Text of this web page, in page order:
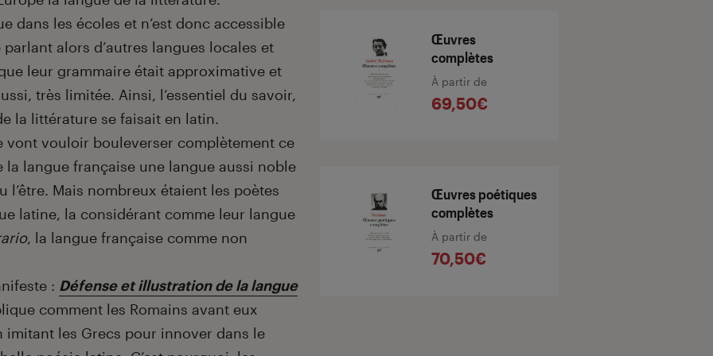
dans les écoles et n’est donc accessible
alors d’autres langues locales et
leur grammaire était approximative et
très limitée. Ainsi, l’essentiel du savoir,
la littérature se faisait en latin.
vont vouloir bouleverser complètement ce
langue française une langue aussi noble
Mais nombreux étaient les poètes
latine, la considérant comme leur langue
, la langue française comme non
: Défense et illustration de la langue
comment les Romains avant eux
imitant les Grecs pour innover dans le
Œuvres
complètes
À partir de
69,50€
Œuvres poétiques
complètes
À partir de
70,50€